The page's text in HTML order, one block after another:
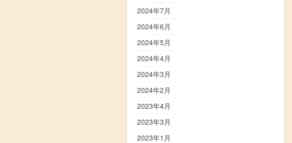
2024年7月
2024年6月
2024年5月
2024年4月
2024年3月
2024年2月
2023年4月
2023年3月
2023年1月